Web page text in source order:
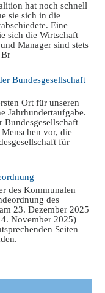
hat noch schnell
sie sich in die
Eine
sich die Wirtschaft
Manager sind stets
Br
Bundesgesellschaft
Ort für unseren
Jahrhundertaufgabe.
Bundesgesellschaft
vor, die
für
des Kommunalen
des
23. Dezember 2025
November 2025)
Seiten